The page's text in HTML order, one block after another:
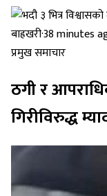
बाह्रखरी·38 minutes
प्रमुख समाचार
ठगी र
गिरीविरुद्ध